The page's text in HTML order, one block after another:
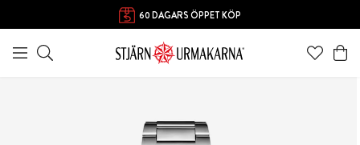
60 DAGARS ÖPPET KÖP